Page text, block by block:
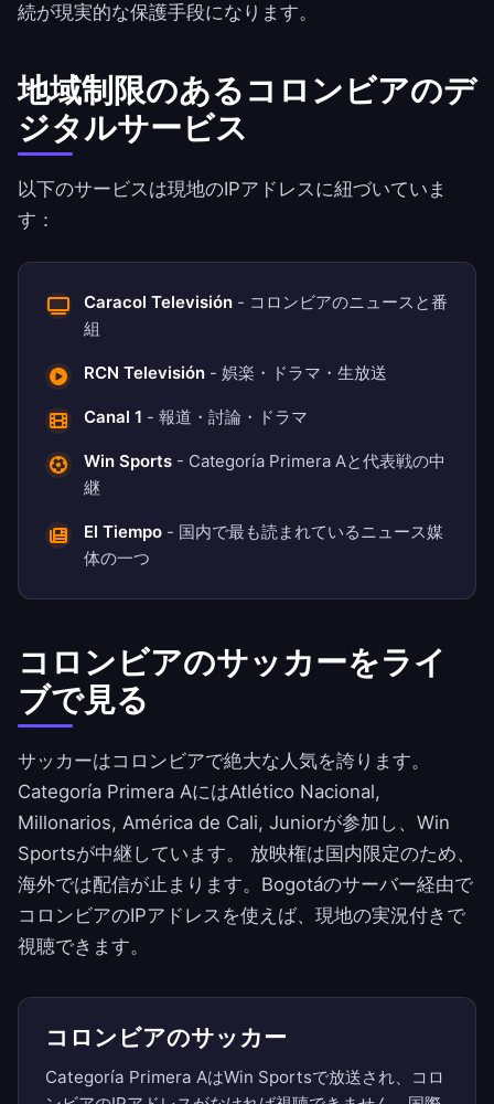
続が現実的な保護手段になります。
地域制限のあるコロンビアのデ
ジタルサービス
以下のサービスは現地のIPアドレスに紐づいていま
す：
Caracol Televisión - コロンビアのニュースと番
組
RCN Televisión - 娯楽・ドラマ・生放送
Canal 1 - 報道・討論・ドラマ
Win Sports - Categoría Primera Aと代表戦の中
継
El Tiempo - 国内で最も読まれているニュース媒
体の一つ
コロンビアのサッカーをライ
ブで見る
サッカーはコロンビアで絶大な人気を誇ります。
Categoría Primera AにはAtlético Nacional,
Millonarios, América de Cali, Juniorが参加し、Win
Sportsが中継しています。 放映権は国内限定のため、
海外では配信が止まります。Bogotáのサーバー経由で
コロンビアのIPアドレスを使えば、現地の実況付きで
視聴できます。
コロンビアのサッカー
Categoría Primera AはWin Sportsで放送され、コロ